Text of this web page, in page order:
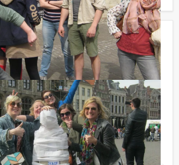
in Den Bosch
€ 27,50 p.p. excl. BTW
12 personen ‐ 2 uur
Maastricht en van Brugge tot
van Holland Tour Guides laat
van een uniek quizprograma, een
Ik ...